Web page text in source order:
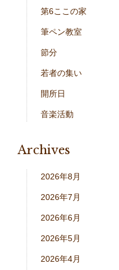
第6ここの家
筆ペン教室
節分
若者の集い
開所日
音楽活動
Archives
2026年8月
2026年7月
2026年6月
2026年5月
2026年4月